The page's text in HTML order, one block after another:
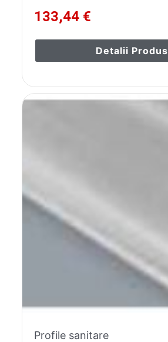
133,44 €
Detalii Produs
Profile sanitare